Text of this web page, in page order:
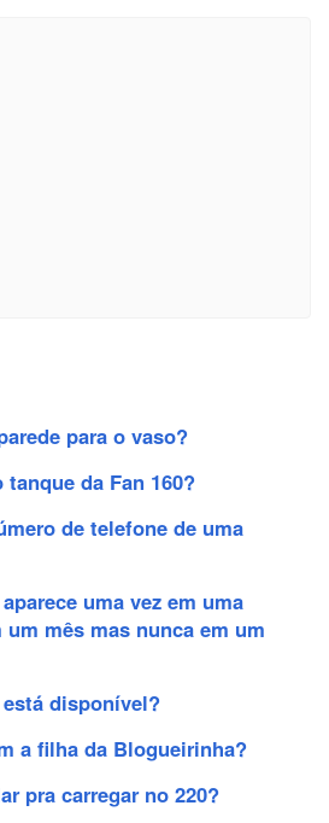
para o vaso?
da Fan 160?
de telefone de uma
uma vez em uma
um mês mas nunca em um
disponível?
a filha da Blogueirinha?
pra carregar no 220?